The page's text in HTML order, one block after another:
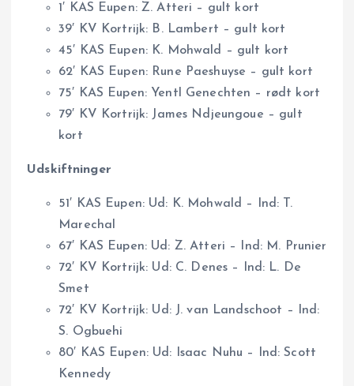
1′ KAS Eupen: Z. Atteri – gult kort
39′ KV Kortrijk: B. Lambert – gult kort
45′ KAS Eupen: K. Mohwald – gult kort
62′ KAS Eupen: Rune Paeshuyse – gult kort
75′ KAS Eupen: Yentl Genechten – rødt kort
79′ KV Kortrijk: James Ndjeungoue – gult
kort
Udskiftninger
51′ KAS Eupen: Ud: K. Mohwald – Ind: T.
Marechal
67′ KAS Eupen: Ud: Z. Atteri – Ind: M. Prunier
72′ KV Kortrijk: Ud: C. Denes – Ind: L. De
Smet
72′ KV Kortrijk: Ud: J. van Landschoot – Ind:
S. Ogbuehi
80′ KAS Eupen: Ud: Isaac Nuhu – Ind: Scott
Kennedy